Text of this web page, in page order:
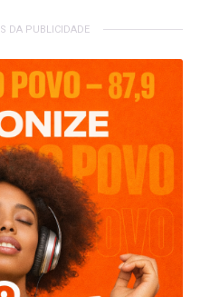
DA PUBLICIDADE